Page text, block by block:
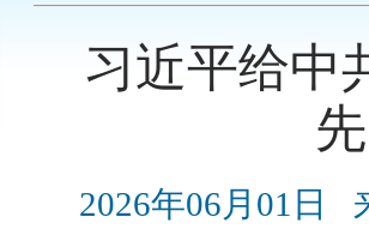
习近平给中
2026年06月01日